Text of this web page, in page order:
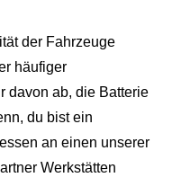
der Fahrzeuge
häufiger
davon ab, die Batterie
du bist ein
an einen unserer
Werkstätten